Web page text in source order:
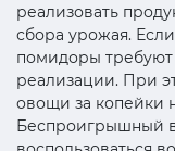
реализовать
сбора урожая.
помидоры
реализации. При
овощи за копейки
Беспроигрышный